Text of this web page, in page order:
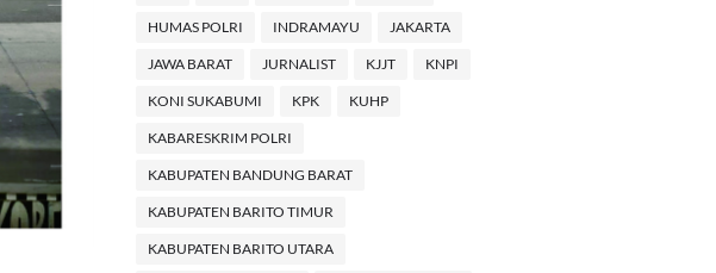
HUMAS POLRI INDRAMAYU JAKARTA
JAWA BARAT JURNALIST KJJT KNPI
KONI SUKABUMI KPK KUHP
KABARESKRIM POLRI
KABUPATEN BANDUNG BARAT
KABUPATEN BARITO TIMUR
KABUPATEN BARITO UTARA